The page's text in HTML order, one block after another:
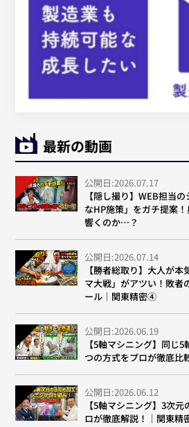
最新の動画
公開日:2026.07.17
【隠し撮り】WEB担当
なHP施策」をガチ提案
響くのか…？
公開日:2026.07.14
【勝者総取り】大人が
マ大戦」がアツい！敗者
ール｜関東精密④
公開日:2026.06.19
【5軸マシニング】同じ
つの方式をプロが徹底
公開日:2026.06.12
【5軸マシニング】3次
ロが徹底解説！｜関東